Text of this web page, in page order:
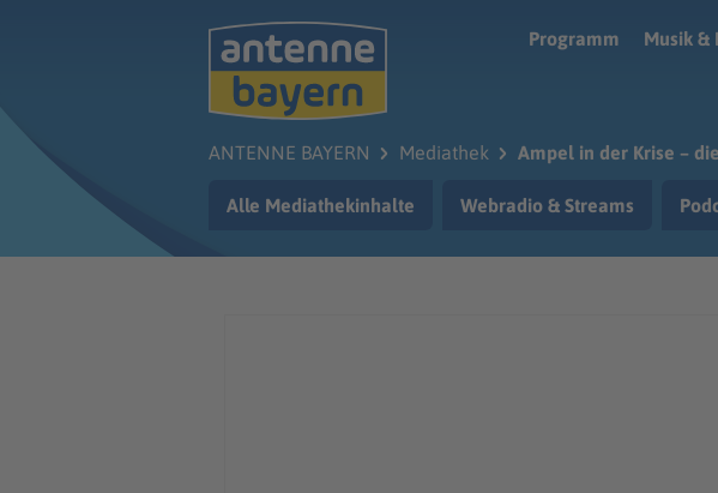
Programm
Musik &
ANTENNE BAYERN Mediathek Ampel in der Krise –
Alle Mediathekinhalte Webradio & Streams